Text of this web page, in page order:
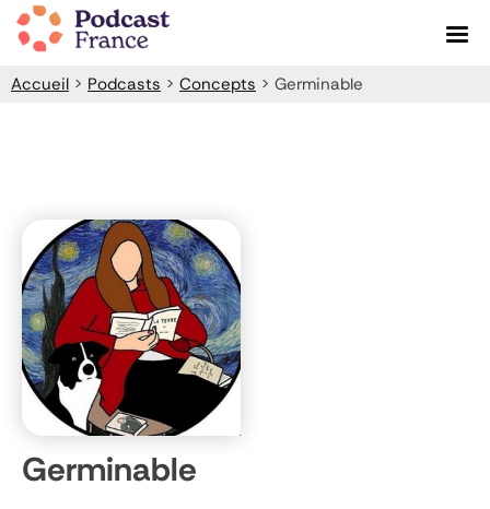
Skip
to
content
Accueil > Podcasts > Concepts > Germinable
Germinable